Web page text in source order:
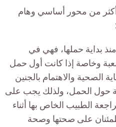
أكثر من محور أساسي وهام
منذ بداية حملها، فهي في
وخاصة إذا كانت أول حمل
الصحية والاهتمام بالجنين
حول الحمل، ولذلك يجب على
الطبيب الخاص بها أثناء
على صحتها وصحة